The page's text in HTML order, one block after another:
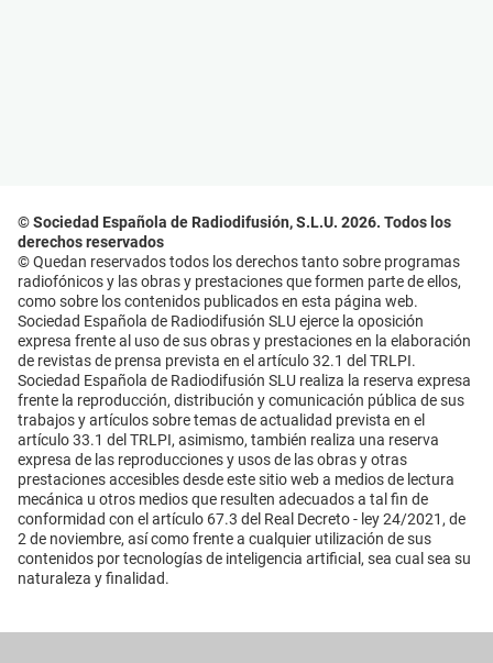
© Sociedad Española de Radiodifusión, S.L.U. 2026. Todos los
derechos reservados
© Quedan reservados todos los derechos tanto sobre programas
radiofónicos y las obras y prestaciones que formen parte de ellos,
como sobre los contenidos publicados en esta página web.
Sociedad Española de Radiodifusión SLU ejerce la oposición
expresa frente al uso de sus obras y prestaciones en la elaboración
de revistas de prensa prevista en el artículo 32.1 del TRLPI.
Sociedad Española de Radiodifusión SLU realiza la reserva expresa
frente la reproducción, distribución y comunicación pública de sus
trabajos y artículos sobre temas de actualidad prevista en el
artículo 33.1 del TRLPI, asimismo, también realiza una reserva
expresa de las reproducciones y usos de las obras y otras
prestaciones accesibles desde este sitio web a medios de lectura
mecánica u otros medios que resulten adecuados a tal fin de
conformidad con el artículo 67.3 del Real Decreto - ley 24/2021, de
2 de noviembre, así como frente a cualquier utilización de sus
contenidos por tecnologías de inteligencia artificial, sea cual sea su
naturaleza y finalidad.